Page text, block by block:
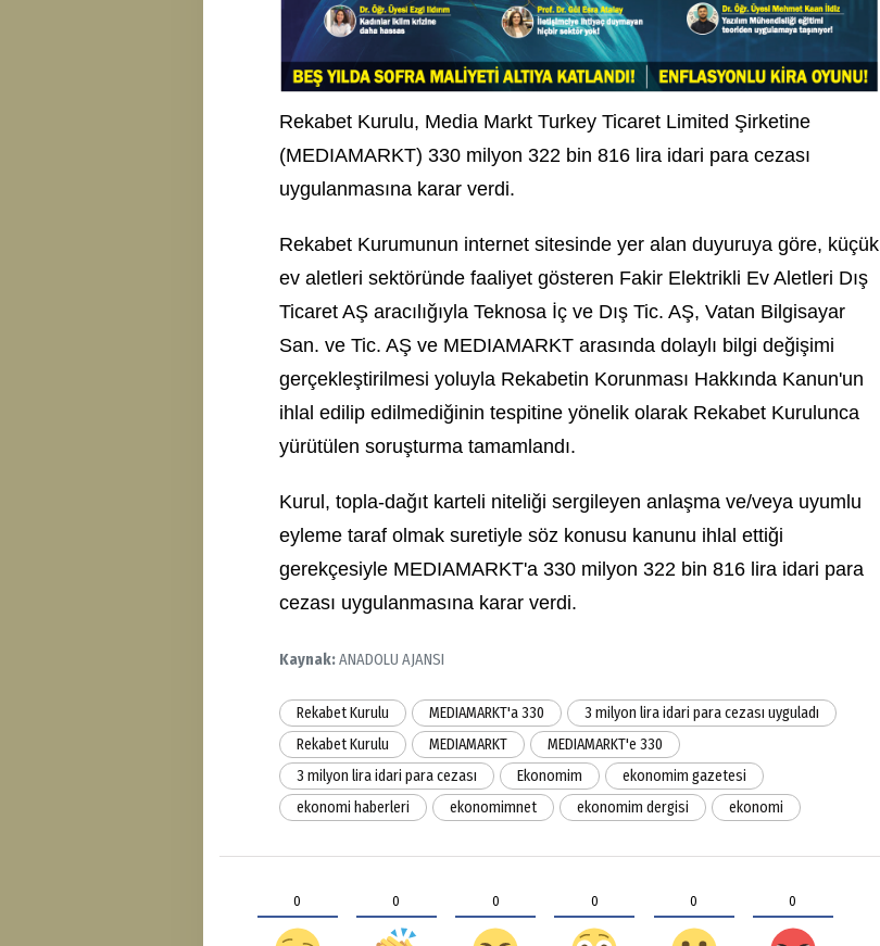
Rekabet Kurulu, Media Markt Turkey Ticaret Limited Şirketine
(MEDIAMARKT) 330 milyon 322 bin 816 lira idari para cezası
uygulanmasına karar verdi.
Rekabet Kurumunun internet sitesinde yer alan duyuruya göre, küçük
ev aletleri sektöründe faaliyet gösteren Fakir Elektrikli Ev Aletleri Dış
Ticaret AŞ aracılığıyla Teknosa İç ve Dış Tic. AŞ, Vatan Bilgisayar
San. ve Tic. AŞ ve MEDIAMARKT arasında dolaylı bilgi değişimi
gerçekleştirilmesi yoluyla Rekabetin Korunması Hakkında Kanun'un
ihlal edilip edilmediğinin tespitine yönelik olarak Rekabet Kurulunca
yürütülen soruşturma tamamlandı.
Kurul, topla-dağıt karteli niteliği sergileyen anlaşma ve/veya uyumlu
eyleme taraf olmak suretiyle söz konusu kanunu ihlal ettiği
gerekçesiyle MEDIAMARKT'a 330 milyon 322 bin 816 lira idari para
cezası uygulanmasına karar verdi.
Kaynak:ANADOLU AJANSI
Rekabet Kurulu MEDIAMARKT'a 330
3 milyon lira idari para cezası uyguladı
Rekabet Kurulu
MEDIAMARKT
MEDIAMARKT'e 330
3 milyon lira idari para cezası
Ekonomim
ekonomim gazetesi
ekonomi haberleri
ekonomimnet ekonomim dergisi ekonomi
0 0 0 0 0 0